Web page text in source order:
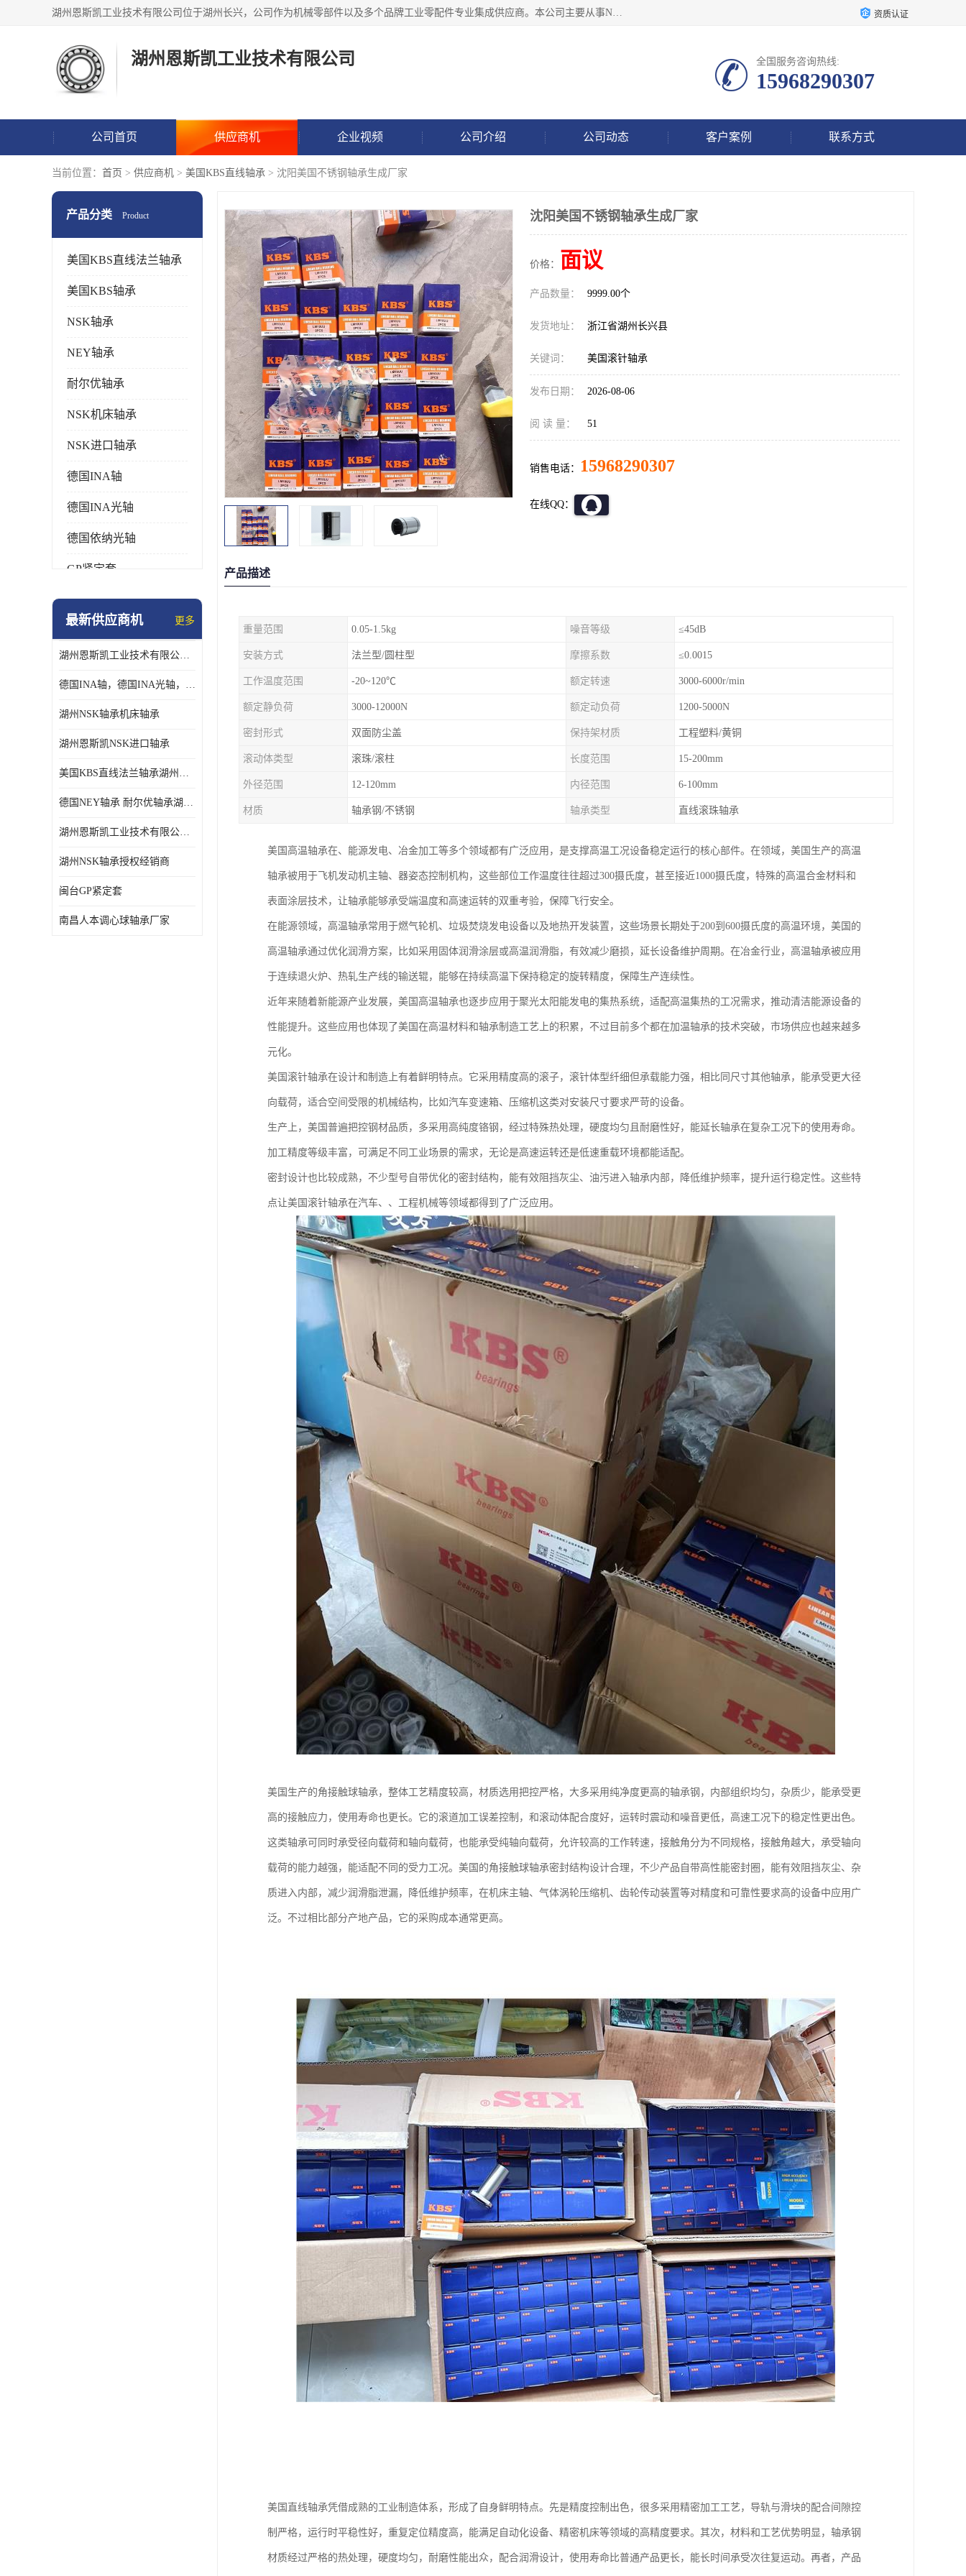
湖州恩斯凯工业技术有限公司位于湖州长兴，公司作为机械零部件以及多个品牌工业零配件专业集成供应商。本公司主要从事NSK进口轴承、SKF进口轴承、FAG进口轴承、NTN进口轴承、国产轴承：ZWZ、HRB、C&U轴承外球面轴承、导轨、丝杠、滑块、 润滑油、工业皮带及其他工业零部件的销售. 资质认证
湖州恩斯凯工业技术有限公司 全国服务咨询热线:
15968290307
公司首页 供应商机 企业视频 公司介绍 公司动态 客户案例 联系方式
当前位置： 首页 > 供应商机 > 美国KBS直线轴承 > 沈阳美国不锈钢轴承生成厂家
产品分类 Product
美国KBS直线法兰轴承
美国KBS轴承
NSK轴承
NEY轴承
耐尔优轴承
NSK机床轴承
NSK进口轴承
德国INA轴
德国INA光轴
德国依纳光轴
GP紧定套
SKF轴承
日本NSK进口轴承
德国INA进口轴承
最新供应商机 更多
湖州恩斯凯工业技术有限公司 湖州NSK轴承
德国INA轴，德国INA光轴，德国依纳光轴
湖州NSK轴承机床轴承
湖州恩斯凯NSK进口轴承
美国KBS直线法兰轴承湖州KBS轴承
德国NEY轴承 耐尔优轴承湖州代理商
湖州恩斯凯工业技术有限公司NSK轴承*经销商
湖州NSK轴承授权经销商
闽台GP紧定套
南昌人本调心球轴承厂家
沈阳美国不锈钢轴承生成厂家
价格： 面议
产品数量： 9999.00个
发货地址： 浙江省湖州长兴县
关键词： 美国滚针轴承
发布日期： 2026-08-06
阅 读 量： 51
销售电话： 15968290307
在线QQ：
产品描述
重量范围 0.05-1.5kg 噪音等级 ≤45dB
安装方式 法兰型/圆柱型 摩擦系数 ≤0.0015
工作温度范围 -20~120℃ 额定转速 3000-6000r/min
额定静负荷 3000-12000N 额定动负荷 1200-5000N
密封形式 双面防尘盖 保持架材质 工程塑料/黄铜
滚动体类型 滚珠/滚柱 长度范围 15-200mm
外径范围 12-120mm 内径范围 6-100mm
材质 轴承钢/不锈钢 轴承类型 直线滚珠轴承
美国高温轴承在、能源发电、冶金加工等多个领域都有广泛应用，是支撑高温工况设备稳定运行的核心部件。在领域，美国生产的高温
轴承被用于飞机发动机主轴、器姿态控制机构，这些部位工作温度往往超过300摄氏度，甚至接近1000摄氏度，特殊的高温合金材料和
表面涂层技术，让轴承能够承受端温度和高速运转的双重考验，保障飞行安全。
在能源领域，高温轴承常用于燃气轮机、垃圾焚烧发电设备以及地热开发装置，这些场景长期处于200到600摄氏度的高温环境，美国的
高温轴承通过优化润滑方案，比如采用固体润滑涂层或高温润滑脂，有效减少磨损，延长设备维护周期。在冶金行业，高温轴承被应用
于连续退火炉、热轧生产线的输送辊，能够在持续高温下保持稳定的旋转精度，保障生产连续性。
近年来随着新能源产业发展，美国高温轴承也逐步应用于聚光太阳能发电的集热系统，适配高温集热的工况需求，推动清洁能源设备的
性能提升。这些应用也体现了美国在高温材料和轴承制造工艺上的积累，不过目前多个都在加温轴承的技术突破，市场供应也越来越多
元化。
美国滚针轴承在设计和制造上有着鲜明特点。它采用精度高的滚子，滚针体型纤细但承载能力强，相比同尺寸其他轴承，能承受更大径
向载荷，适合空间受限的机械结构，比如汽车变速箱、压缩机这类对安装尺寸要求严苛的设备。
生产上，美国普遍把控钢材品质，多采用高纯度铬钢，经过特殊热处理，硬度均匀且耐磨性好，能延长轴承在复杂工况下的使用寿命。
加工精度等级丰富，可满足不同工业场景的需求，无论是高速运转还是低速重载环境都能适配。
密封设计也比较成熟，不少型号自带优化的密封结构，能有效阻挡灰尘、油污进入轴承内部，降低维护频率，提升运行稳定性。这些特
点让美国滚针轴承在汽车、、工程机械等领域都得到了广泛应用。
美国生产的角接触球轴承，整体工艺精度较高，材质选用把控严格，大多采用纯净度更高的轴承钢，内部组织均匀，杂质少，能承受更
高的接触应力，使用寿命也更长。它的滚道加工误差控制，和滚动体配合度好，运转时震动和噪音更低，高速工况下的稳定性更出色。
这类轴承可同时承受径向载荷和轴向载荷，也能承受纯轴向载荷，允许较高的工作转速，接触角分为不同规格，接触角越大，承受轴向
载荷的能力越强，能适配不同的受力工况。美国的角接触球轴承密封结构设计合理，不少产品自带高性能密封圈，能有效阻挡灰尘、杂
质进入内部，减少润滑脂泄漏，降低维护频率，在机床主轴、气体涡轮压缩机、齿轮传动装置等对精度和可靠性要求高的设备中应用广
泛。不过相比部分产地产品，它的采购成本通常更高。
美国直线轴承凭借成熟的工业制造体系，形成了自身鲜明特点。先是精度控制出色，很多采用精密加工工艺，导轨与滑块的配合间隙控
制严格，运行时平稳性好，重复定位精度高，能满足自动化设备、精密机床等领域的高精度要求。其次，材料和工艺优势明显，轴承钢
材质经过严格的热处理，硬度均匀，耐磨性能出众，配合润滑设计，使用寿命比普通产品更长，能长时间承受次往复运动。再者，产品